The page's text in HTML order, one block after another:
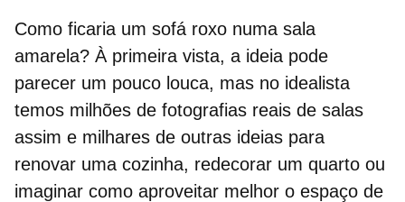
Como ficaria um sofá roxo numa sala
amarela? À primeira vista, a ideia pode
parecer um pouco louca, mas no idealista
temos milhões de fotografias reais de salas
assim e milhares de outras ideias para
renovar uma cozinha, redecorar um quarto ou
imaginar como aproveitar melhor o espaço de